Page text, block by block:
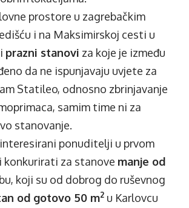
prostore u zagrebačkim
i na Maksimirskoj cesti u
prazni stanovi za koje je između
da ne ispunjavaju uvjete za
Statileo, odnosno zbrinjavanje
samim time ni za
stanovanje.
ponuditelji u prvom
konkurirati za stanove manje od
koji su od dobrog do ruševnog
od gotovo 50 m2 u Karlovcu